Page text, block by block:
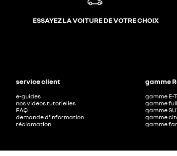
ESSAYEZ LA VOITURE DE VOTRE CHOIX
service client
e-guides
nos vidéos tutorielles
FAQ
demande d'information
réclamation
gamme
gamme E-
gamme
gamme
gamme
gamme